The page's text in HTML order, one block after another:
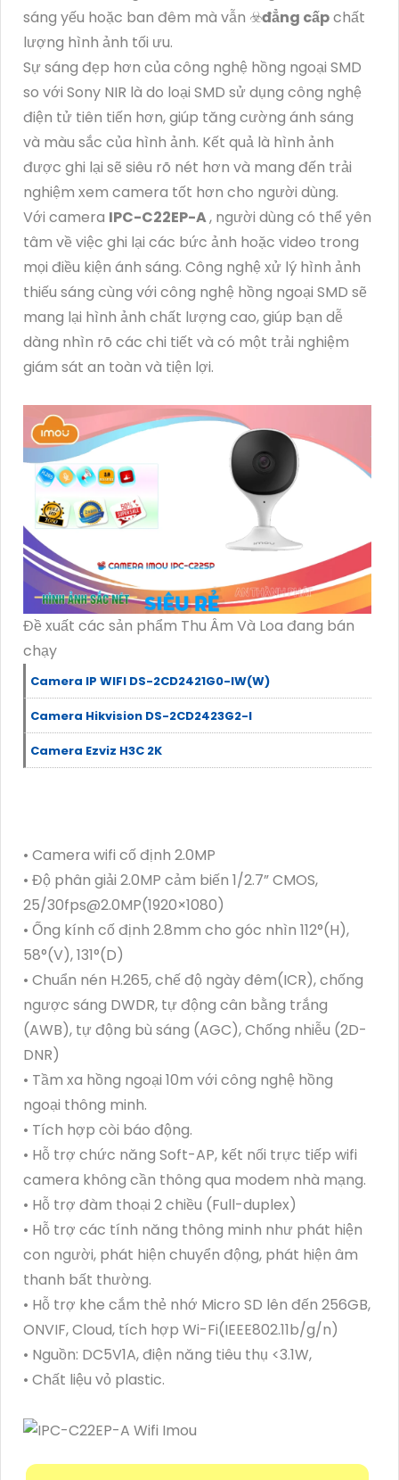
sáng yếu hoặc ban đêm mà vẫn ☣️đẳng cấpchất
lượng hình ảnh tối ưu.
Sự sáng đẹp hơn của công nghệ hồng ngoại SMD
so với Sony NIR là do loại SMD sử dụng công nghệ
điện tử tiên tiến hơn, giúp tăng cường ánh sáng
và màu sắc của hình ảnh. Kết quả là hình ảnh
được ghi lại sẽ siêu rõ nét hơn và mang đến trải
nghiệm xem camera tốt hơn cho người dùng.
Với camera IPC-C22EP-A, người dùng có thể yên
tâm về việc ghi lại các bức ảnh hoặc video trong
mọi điều kiện ánh sáng. Công nghệ xử lý hình ảnh
thiếu sáng cùng với công nghệ hồng ngoại SMD sẽ
mang lại hình ảnh chất lượng cao, giúp bạn dễ
dàng nhìn rõ các chi tiết và có một trải nghiệm
giám sát an toàn và tiện lợi.
Đề xuất các sản phẩm Thu Âm Và Loa đang bán
chạy
Camera IP WIFI DS-2CD2421G0-IW(W)
Camera Hikvision DS-2CD2423G2-I
Camera Ezviz H3C 2K
• Camera wifi cố định 2.0MP
• Độ phân giải 2.0MP cảm biến 1/2.7” CMOS,
25/30fps@2.0MP(1920×1080)
• Ống kính cố định 2.8mm cho góc nhìn 112°(H),
58°(V), 131°(D)
• Chuẩn nén H.265, chế độ ngày đêm(ICR), chống
ngược sáng DWDR, tự động cân bằng trắng
(AWB), tự động bù sáng (AGC), Chống nhiễu (2D-
DNR)
• Tầm xa hồng ngoại 10m với công nghệ hồng
ngoại thông minh.
• Tích hợp còi báo động.
• Hỗ trợ chức năng Soft-AP, kết nối trực tiếp wifi
camera không cần thông qua modem nhà mạng.
• Hỗ trợ đàm thoại 2 chiều (Full-duplex)
• Hỗ trợ các tính năng thông minh như phát hiện
con người, phát hiện chuyển động, phát hiện âm
thanh bất thường.
• Hỗ trợ khe cắm thẻ nhớ Micro SD lên đến 256GB,
ONVIF, Cloud, tích hợp Wi-Fi(IEEE802.11b/g/n)
• Nguồn: DC5V1A, điện năng tiêu thụ <3.1W,
• Chất liệu vỏ plastic.